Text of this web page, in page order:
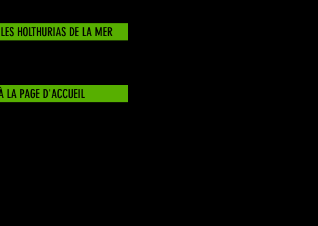
HOLTHURIAS DE LA MER
LA PAGE D'ACCUEIL